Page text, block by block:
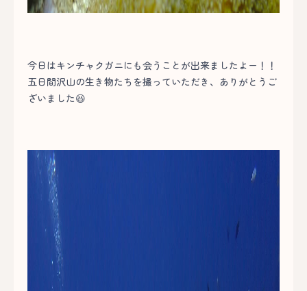
今日はキンチャクガニにも会うことが出来ましたよー！！
五日間沢山の生き物たちを撮っていただき、ありがとうご
ざいました😆